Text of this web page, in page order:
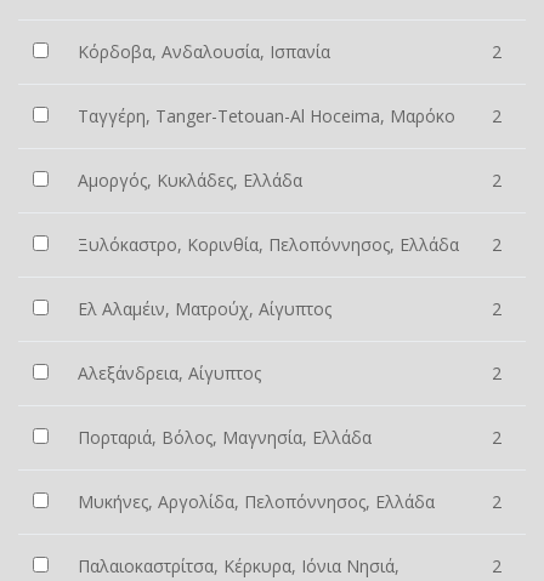
Κόρδοβα, Ανδαλουσία, Ισπανία 2
Ταγγέρη, Tanger-Tetouan-Al Hoceima, Μαρόκο 2
Αμοργός, Κυκλάδες, Ελλάδα 2
Ξυλόκαστρο, Κορινθία, Πελοπόννησος, Ελλάδα 2
Ελ Αλαμέιν, Ματρούχ, Αίγυπτος 2
Αλεξάνδρεια, Αίγυπτος 2
Πορταριά, Βόλος, Μαγνησία, Ελλάδα 2
Μυκήνες, Αργολίδα, Πελοπόννησος, Ελλάδα 2
Παλαιοκαστρίτσα, Κέρκυρα, Ιόνια Νησιά, 2